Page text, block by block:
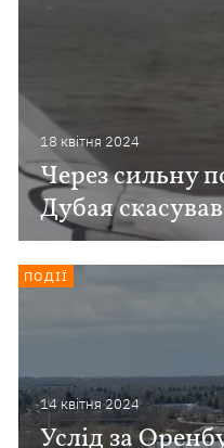
18 квiтня 2024
Через сильну
Дубая скасував
14 квiтня 2024
Услід за
ПОДІЇ